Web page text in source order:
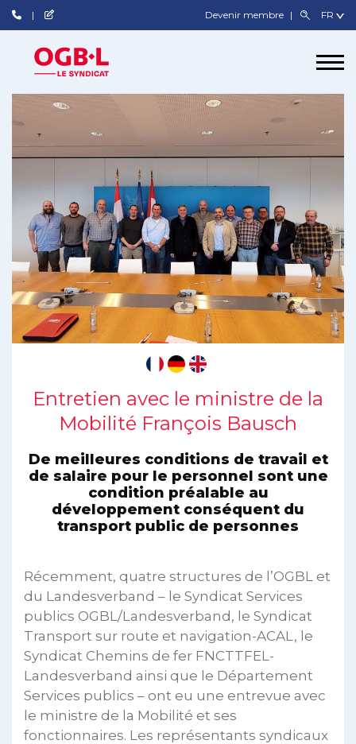
Devenir membre
Entretien avec le ministre de la
Mobilité François Bausch
De meilleures conditions de travail et
de salaire pour le personnel sont une
condition préalable au
développement conséquent du
transport public de personnes
Récemment, quatre structures de l’OGBL et
du Landesverband – le Syndicat Services
publics OGBL/Landesverband, le Syndicat
Transport sur route et navigation-ACAL, le
Syndicat Chemins de fer FNCTTFEL-
Landesverband ainsi que le Département
Services publics – ont eu une entrevue avec
le ministre de la Mobilité et ses
fonctionnaires. Les représentants syndicaux